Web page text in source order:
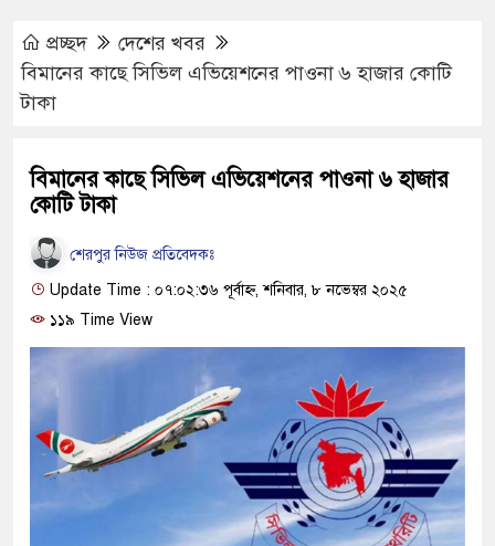
প্রচ্ছদ
দেশের খবর
বিমানের কাছে সিভিল এভিয়েশনের পাওনা ৬ হাজার কোটি
টাকা
বিমানের কাছে সিভিল এভিয়েশনের পাওনা ৬ হাজার
কোটি টাকা
শেরপুর নিউজ প্রতিবেদকঃ
Update Time : ০৭:০২:৩৬ পূর্বাহ্ন, শনিবার, ৮ নভেম্বর ২০২৫
১১৯ Time View